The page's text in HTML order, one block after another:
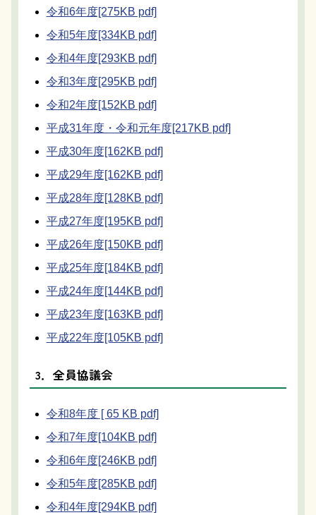
令和6年度[275KB pdf]
令和5年度[334KB pdf]
令和4年度[293KB pdf]
令和3年度[295KB pdf]
令和2年度[152KB pdf]
平成31年度・令和元年度[217KB pdf]
平成30年度[162KB pdf]
平成29年度[162KB pdf]
平成28年度[128KB pdf]
平成27年度[195KB pdf]
平成26年度[150KB pdf]
平成25年度[184KB pdf]
平成24年度[144KB pdf]
平成23年度[163KB pdf]
平成22年度[105KB pdf]
3．全員協議会
令和8年度 [ 65 KB pdf]
令和7年度[104KB pdf]
令和6年度[246KB pdf]
令和5年度[285KB pdf]
令和4年度[294KB pdf]